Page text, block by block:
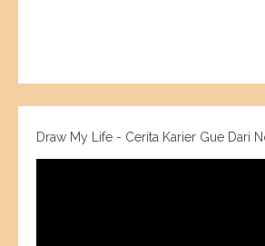
Draw My Life - Cerita Karier Gue Dari